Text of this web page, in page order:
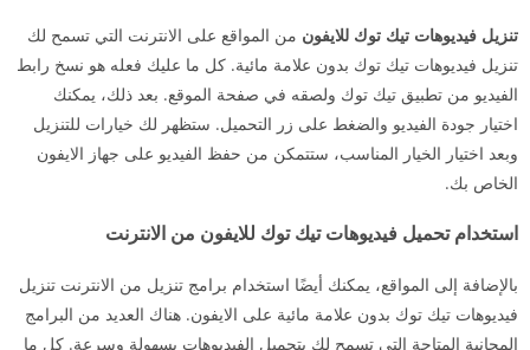
تنزيل فيديوهات تيك توك للايفون من المواقع على الانترنت التي تسمح لك
تنزيل فيديوهات تيك توك بدون علامة مائية. كل ما عليك فعله هو نسخ رابط
الفيديو من تطبيق تيك توك ولصقه في صفحة الموقع. بعد ذلك، يمكنك
اختيار جودة الفيديو والضغط على زر التحميل. ستظهر لك خيارات للتنزيل
وبعد اختيار الخيار المناسب، ستتمكن من حفظ الفيديو على جهاز الايفون
الخاص بك.
استخدام تحميل فيديوهات تيك توك للايفون من الانترنت
بالإضافة إلى المواقع، يمكنك أيضًا استخدام برامج تنزيل من الانترنت تنزيل
فيديوهات تيك توك بدون علامة مائية على الايفون. هناك العديد من البرامج
المجانية المتاحة التي تسمح لك بتحميل الفيديوهات بسهولة وسرعة. كل ما